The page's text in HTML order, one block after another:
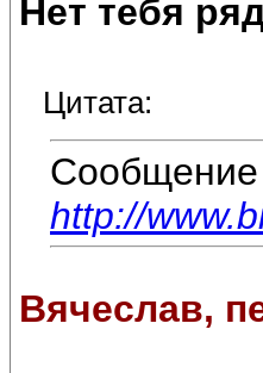
Нет тебя
Цитата:
Сообщение
http://
Вячеслав,